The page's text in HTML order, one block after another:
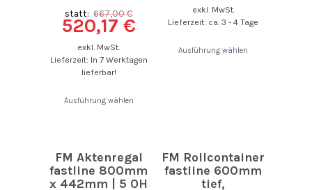
statt: 667,00€
520,17€
exkl. MwSt.
Lieferzeit: In 7 Werktagen
lieferbar!
Ausführung wählen
exkl. MwSt.
Lieferzeit: ca. 3 - 4 Tage
Ausführung wählen
FM Aktenregal
fastline 800mm
x 442mm | 5 OH
FM Rollcontainer
fastline 600mm
tief,